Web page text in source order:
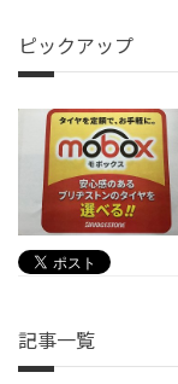
ピックアップ
記事一覧